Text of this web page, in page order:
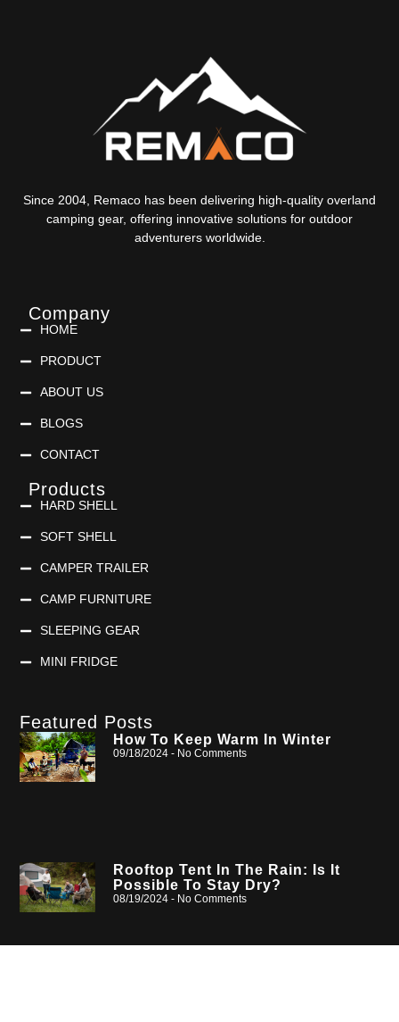
Since 2004, Remaco has been delivering high-quality overland
camping gear, offering innovative solutions for outdoor
adventurers worldwide.
Company
HOME
PRODUCT
ABOUT US
BLOGS
CONTACT
Products
HARD SHELL
SOFT SHELL
CAMPER TRAILER
CAMP FURNITURE
SLEEPING GEAR
MINI FRIDGE
Featured Posts
How To Keep Warm In Winter
09/18/2024 No Comments
Rooftop Tent In The Rain: Is It
Possible To Stay Dry?
08/19/2024 No Comments